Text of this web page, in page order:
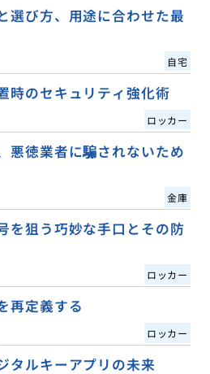
選び方、用途に合わせた最
自宅
時のセキュリティ強化術
ロッカー
悪徳業者に騙されないため
金庫
を狙う巧妙な手口とその防
ロッカー
再定義する
ロッカー
タルキーアプリの未来